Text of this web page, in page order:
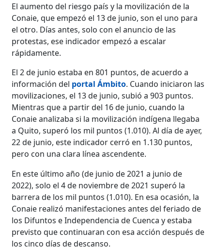
El aumento del riesgo país y la movilización de la
Conaie, que empezó el 13 de junio, son el uno para
el otro. Días antes, solo con el anuncio de las
protestas, ese indicador empezó a escalar
rápidamente.
El 2 de junio estaba en 801 puntos, de acuerdo a
información del portal Ámbito. Cuando iniciaron las
movilizaciones, el 13 de junio, subió a 903 puntos.
Mientras que a partir del 16 de junio, cuando la
Conaie analizaba si la movilización indígena llegaba
a Quito, superó los mil puntos (1.010). Al día de ayer,
22 de junio, este indicador cerró en 1.130 puntos,
pero con una clara línea ascendente.
En este último año (de junio de 2021 a junio de
2022), solo el 4 de noviembre de 2021 superó la
barrera de los mil puntos (1.010). En esa ocasión, la
Conaie realizó manifestaciones antes del feriado de
los Difuntos e Independencia de Cuenca y estaba
previsto que continuaran con esa acción después de
los cinco días de descanso.